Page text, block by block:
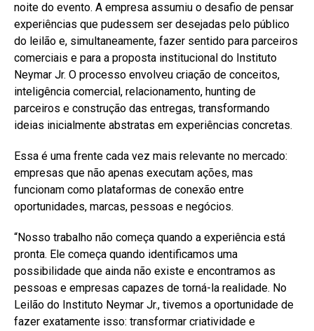
noite do evento. A empresa assumiu o desafio de pensar
experiências que pudessem ser desejadas pelo público
do leilão e, simultaneamente, fazer sentido para parceiros
comerciais e para a proposta institucional do Instituto
Neymar Jr. O processo envolveu criação de conceitos,
inteligência comercial, relacionamento, hunting de
parceiros e construção das entregas, transformando
ideias inicialmente abstratas em experiências concretas.
Essa é uma frente cada vez mais relevante no mercado:
empresas que não apenas executam ações, mas
funcionam como plataformas de conexão entre
oportunidades, marcas, pessoas e negócios.
“Nosso trabalho não começa quando a experiência está
pronta. Ele começa quando identificamos uma
possibilidade que ainda não existe e encontramos as
pessoas e empresas capazes de torná-la realidade. No
Leilão do Instituto Neymar Jr., tivemos a oportunidade de
fazer exatamente isso: transformar criatividade e